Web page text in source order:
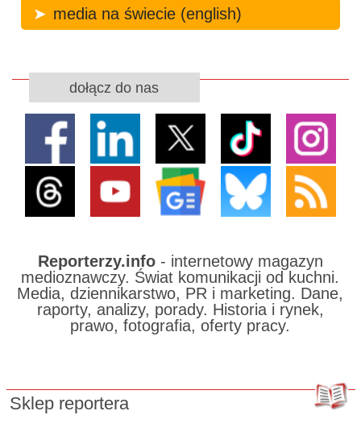
media na świecie (english)
dołącz do nas
Reporterzy.info- internetowy magazyn
medioznawczy. Świat komunikacji od kuchni.
Media, dziennikarstwo, PR i marketing. Dane,
raporty, analizy, porady. Historia i rynek,
prawo, fotografia, oferty pracy.
Sklep reportera